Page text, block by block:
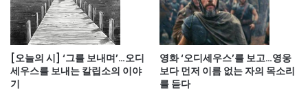
[오늘의 시] ‘그를 보내며’…오디
세우스를 보내는 칼립소의 이야
기
영화 ‘오디세우스’를 보고…영웅
보다 먼저 이름 없는 자의 목소리
를 듣다